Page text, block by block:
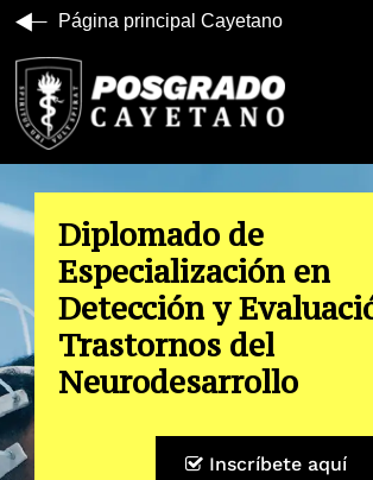
Página principal Cayetano
Diplomado de
Especialización en
Detección y
Trastornos del
Neurodesarrollo
Inscríbete aquí